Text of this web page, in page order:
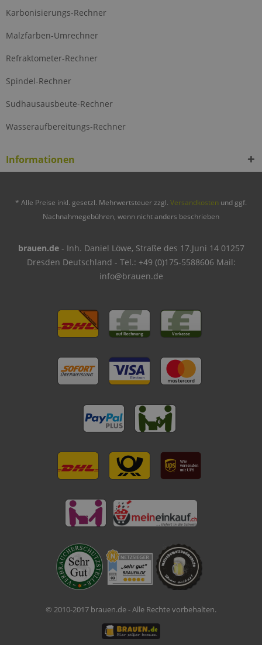
Karbonisierungs-Rechner
Malzfarben-Umrechner
Refraktometer-Rechner
Spindel-Rechner
Sudhausausbeute-Rechner
Wasseraufbereitungs-Rechner
Informationen
* Alle Preise inkl. gesetzl. Mehrwertsteuer zzgl. Versandkosten und ggf.
Nachnahmegebühren, wenn nicht anders beschrieben
brauen.de- Inh. Daniel Löwe, Straße des 17.Juni 14 01257
Dresden Deutschland - Tel.: +49 (0)175-5588606 Mail:
info@brauen.de
© 2010-2017 brauen.de - Alle Rechte vorbehalten.